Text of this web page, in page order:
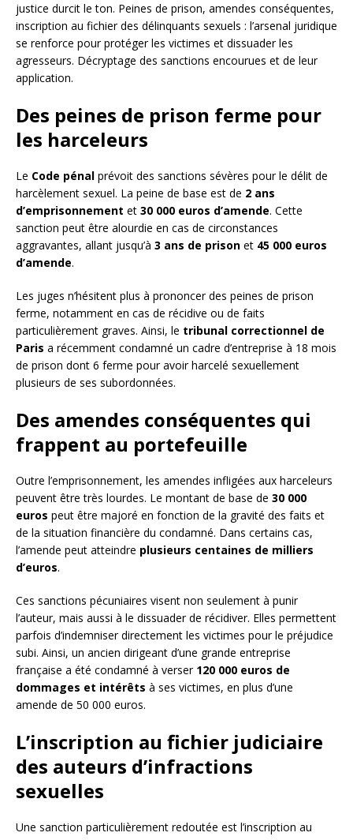
justice durcit le ton. Peines de prison, amendes conséquentes,
inscription au fichier des délinquants sexuels : l’arsenal juridique
se renforce pour protéger les victimes et dissuader les
agresseurs. Décryptage des sanctions encourues et de leur
application.
Des peines de prison ferme pour
les harceleurs
Le Code pénal prévoit des sanctions sévères pour le délit de
harcèlement sexuel. La peine de base est de 2 ans
d’emprisonnement et 30 000 euros d’amende. Cette
sanction peut être alourdie en cas de circonstances
aggravantes, allant jusqu’à 3 ans de prison et 45 000 euros
d’amende.
Les juges n’hésitent plus à prononcer des peines de prison
ferme, notamment en cas de récidive ou de faits
particulièrement graves. Ainsi, le tribunal correctionnel de
Paris a récemment condamné un cadre d’entreprise à 18 mois
de prison dont 6 ferme pour avoir harcelé sexuellement
plusieurs de ses subordonnées.
Des amendes conséquentes qui
frappent au portefeuille
Outre l’emprisonnement, les amendes infligées aux harceleurs
peuvent être très lourdes. Le montant de base de 30 000
euros peut être majoré en fonction de la gravité des faits et
de la situation financière du condamné. Dans certains cas,
l’amende peut atteindre plusieurs centaines de milliers
d’euros.
Ces sanctions pécuniaires visent non seulement à punir
l’auteur, mais aussi à le dissuader de récidiver. Elles permettent
parfois d’indemniser directement les victimes pour le préjudice
subi. Ainsi, un ancien dirigeant d’une grande entreprise
française a été condamné à verser 120 000 euros de
dommages et intérêts à ses victimes, en plus d’une
amende de 50 000 euros.
L’inscription au fichier judiciaire
des auteurs d’infractions
sexuelles
Une sanction particulièrement redoutée est l’inscription au